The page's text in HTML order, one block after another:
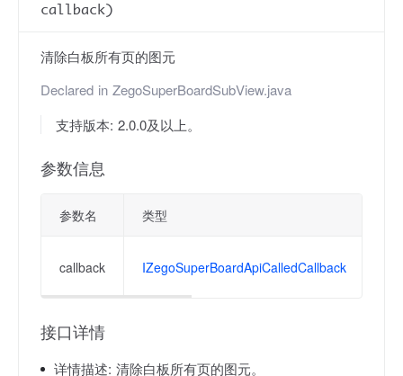
callback)
清除白板所有页的图元
Declared in ZegoSuperBoardSubView.java
支持版本: 2.0.0及以上。
参数信息
参数名 类型
callback IZegoSuperBoardApiCalledCallback
接口详情
详情描述: 清除白板所有页的图元。